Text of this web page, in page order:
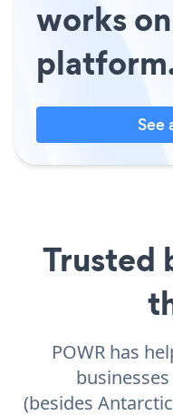
works
See
Trusted
POWR has
(besides